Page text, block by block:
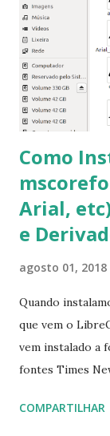
em “Sim”
fontes Times
ocorra algum
apt-get install
Como
Arial,
e
agosto 01, 2018
Quando
que vem o
vem instalado a
fontes Times
a Associação
COMPARTILHAR